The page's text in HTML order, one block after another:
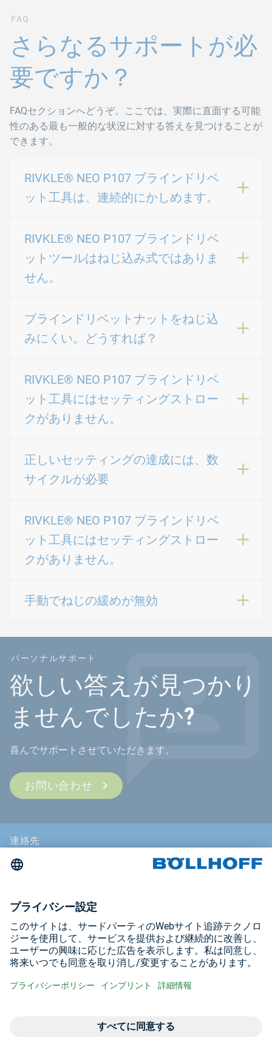
FAQ
さらなるサポートが必
要ですか？
FAQセクションへどうぞ。ここでは、実際に直面する可能
性のある最も一般的な状況に対する答えを見つけることが
できます。
RIVKLE® NEO P107 ブラインドリベ
ット工具は、連続的にかしめます。
RIVKLE® NEO P107 ブラインドリベ
ットツールはねじ込み式ではありま
せん。
ブラインドリベットナットをねじ込
みにくい。どうすれば？
RIVKLE® NEO P107 ブラインドリベ
ット工具にはセッティングストロー
クがありません。
正しいセッティングの達成には、数
サイクルが必要
RIVKLE® NEO P107 ブラインドリベ
ット工具にはセッティングストロー
クがありません。
手動でねじの緩めが無効
パーソナルサポート
欲しい答えが見つかり
ませんでしたか?
喜んでサポートさせていただきます。
お問い合わせ
連絡先
ニュース
インプリント
プライバシーポリシー
以下のサイトをご覧ください